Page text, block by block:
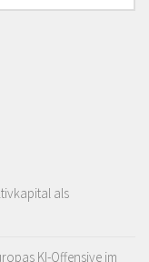
als
KI-Offensive im